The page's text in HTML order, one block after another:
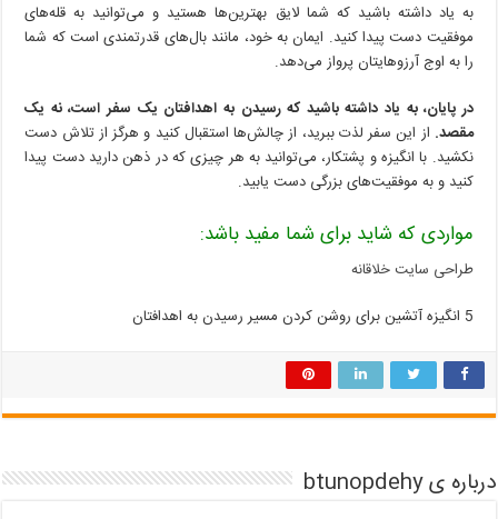
به یاد داشته باشید که شما لایق بهترین‌ها هستید و می‌توانید به قله‌های
موفقیت دست پیدا کنید. ایمان به خود، مانند بال‌های قدرتمندی است که شما
را به اوج آرزوهایتان پرواز می‌دهد.
در پایان، به یاد داشته باشید که رسیدن به اهدافتان یک سفر است، نه یک
مقصد. از این سفر لذت ببرید، از چالش‌ها استقبال کنید و هرگز از تلاش دست
نکشید. با انگیزه و پشتکار، می‌توانید به هر چیزی که در ذهن دارید دست پیدا
کنید و به موفقیت‌های بزرگی دست یابید.
مواردی که شاید برای شما مفید باشد:
طراحی سایت خلاقانه
5 انگیزه آتشین برای روشن کردن مسیر رسیدن به اهدافتان
درباره ی btunopdehy